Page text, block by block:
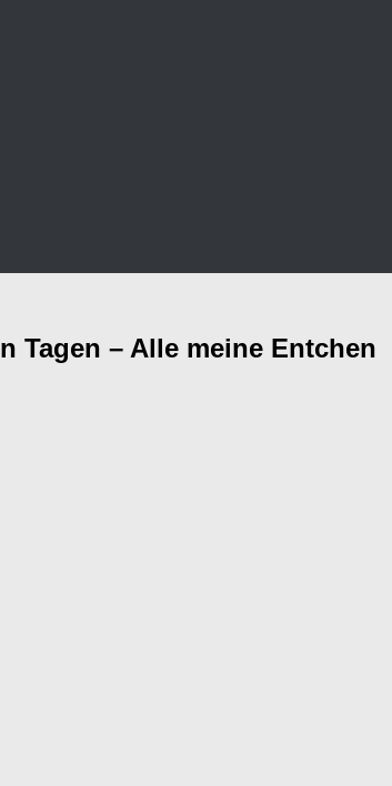
Tagen – Alle meine Entchen